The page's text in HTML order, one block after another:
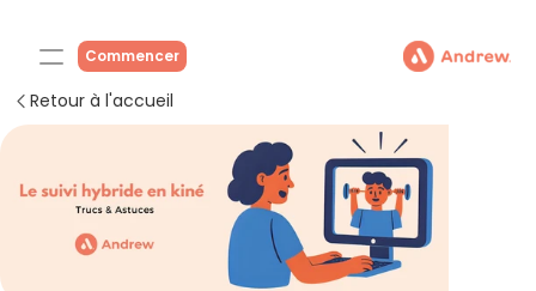
Commencer
Retour à l'accueil